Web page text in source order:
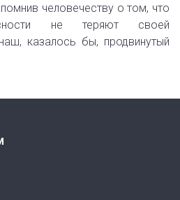
человечеству о том, что
не теряют своей
казалось бы, продвинутый